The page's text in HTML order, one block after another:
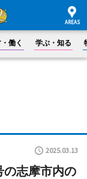
働く 学ぶ・知る
2025.03.13
の志摩市内の